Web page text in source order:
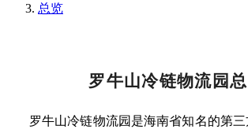
总览
罗牛山冷链物流园
罗牛山冷链物流园是海南省知名的第三